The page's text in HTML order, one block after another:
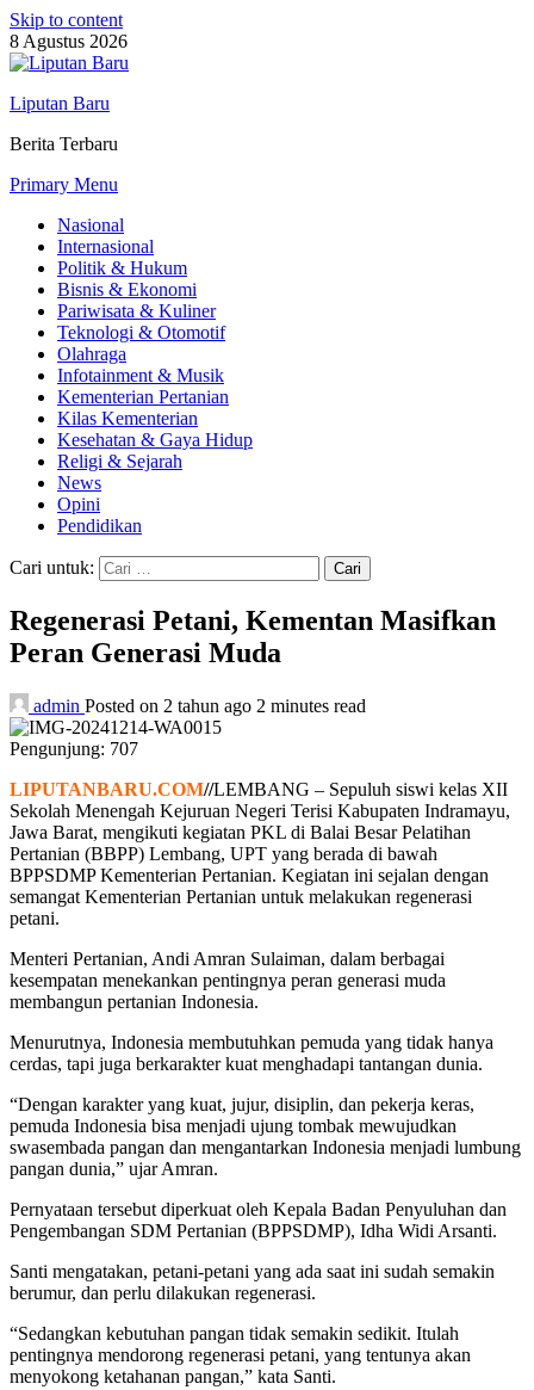
Skip to content
8 Agustus 2026
Liputan Baru
Berita Terbaru
Primary Menu
Nasional
Internasional
Politik & Hukum
Bisnis & Ekonomi
Pariwisata & Kuliner
Teknologi & Otomotif
Olahraga
Infotainment & Musik
Kementerian Pertanian
Kilas Kementerian
Kesehatan & Gaya Hidup
Religi & Sejarah
News
Opini
Pendidikan
Cari untuk:
Regenerasi Petani, Kementan Masifkan
Peran Generasi Muda
admin Posted on 2 tahun ago 2 minutes read
Pengunjung: 707
LIPUTANBARU.COM//LEMBANG – Sepuluh siswi kelas XII
Sekolah Menengah Kejuruan Negeri Terisi Kabupaten Indramayu,
Jawa Barat, mengikuti kegiatan PKL di Balai Besar Pelatihan
Pertanian (BBPP) Lembang, UPT yang berada di bawah
BPPSDMP Kementerian Pertanian. Kegiatan ini sejalan dengan
semangat Kementerian Pertanian untuk melakukan regenerasi
petani.
Menteri Pertanian, Andi Amran Sulaiman, dalam berbagai
kesempatan menekankan pentingnya peran generasi muda
membangun pertanian Indonesia.
Menurutnya, Indonesia membutuhkan pemuda yang tidak hanya
cerdas, tapi juga berkarakter kuat menghadapi tantangan dunia.
“Dengan karakter yang kuat, jujur, disiplin, dan pekerja keras,
pemuda Indonesia bisa menjadi ujung tombak mewujudkan
swasembada pangan dan mengantarkan Indonesia menjadi lumbung
pangan dunia,” ujar Amran.
Pernyataan tersebut diperkuat oleh Kepala Badan Penyuluhan dan
Pengembangan SDM Pertanian (BPPSDMP), Idha Widi Arsanti.
Santi mengatakan, petani-petani yang ada saat ini sudah semakin
berumur, dan perlu dilakukan regenerasi.
“Sedangkan kebutuhan pangan tidak semakin sedikit. Itulah
pentingnya mendorong regenerasi petani, yang tentunya akan
menyokong ketahanan pangan,” kata Santi.